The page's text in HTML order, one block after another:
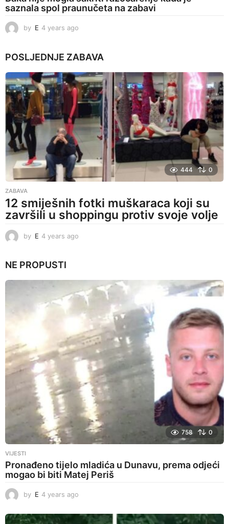
saznala spol praunučeta na zabavi
by E 4 years ago
a
s
a
g
o
POSLJEDNJE ZABAVA
444 0
ZABAVA
12 smiješnih fotki muškaraca koji su
završili u shoppingu protiv svoje volje
by E 4 years ago
a
o
NE PROPUSTI
758 0
VIJESTI
Pronađeno tijelo mladića u Dunavu, prema odjeći
mogao bi biti Matej Periš
by E 4 years ago
e